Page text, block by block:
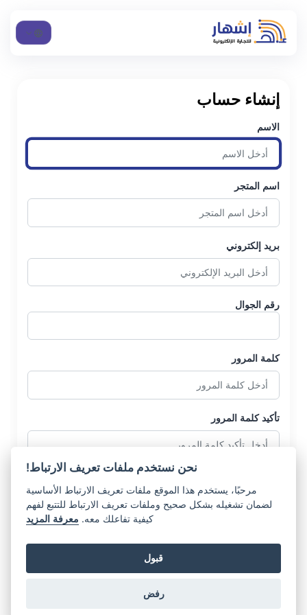
إنشاء حساب
الاسم
اسم المتجر
بريد إلكتروني
رقم الجوال
كلمة المرور
تأكيد كلمة المرور
إنشاء حساب
نحن نستخدم ملفات تعريف الارتباط!
مرحبًا، يستخدم هذا الموقع ملفات تعريف الارتباط الأساسية
لضمان تشغيله بشكل صحيح وملفات تعريف الارتباط للتتبع لفهم
كيفية تفاعلك معه. معرفة المزيد
قبول
رفض